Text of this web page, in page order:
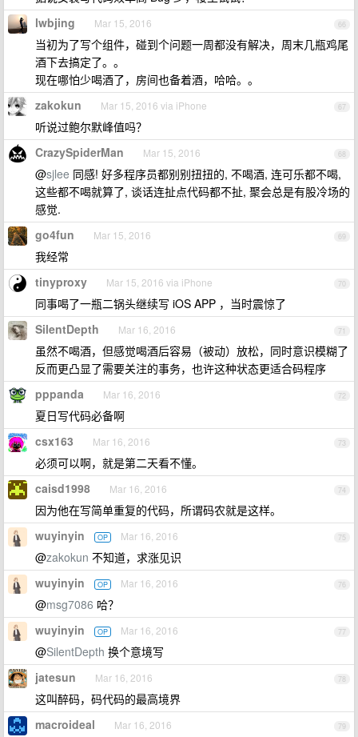
66
lwbjing Mar 15, 2016
当初为了写个组件，碰到个问题一周都没有解决，周末几瓶鸡尾
酒下去搞定了。。
现在哪怕少喝酒了，房间也备着酒，哈哈。。
67
zakokun Mar 15, 2016 via iPhone
听说过鲍尔默峰值吗？
68
CrazySpiderMan Mar 15, 2016
@sjlee 同感! 好多程序员都别别扭扭的, 不喝酒, 连可乐都不喝,
这些都不喝就算了, 谈话连扯点代码都不扯, 聚会总是有股冷场的
感觉.
69
go4fun Mar 15, 2016
我经常
70
tinyproxy Mar 15, 2016 via iPhone
同事喝了一瓶二锅头继续写 iOS APP ，当时震惊了
71
SilentDepth Mar 16, 2016
虽然不喝酒，但感觉喝酒后容易（被动）放松，同时意识模糊了
反而更凸显了需要关注的事务，也许这种状态更适合码程序
72
pppanda Mar 16, 2016
夏日写代码必备啊
73
csx163 Mar 16, 2016
必须可以啊，就是第二天看不懂。
74
caisd1998 Mar 16, 2016
因为他在写简单重复的代码，所谓码农就是这样。
75
wuyinyin OP Mar 16, 2016
@zakokun 不知道，求涨见识
76
wuyinyin OP Mar 16, 2016
@msg7086 哈？
77
wuyinyin OP Mar 16, 2016
@SilentDepth 换个意境写
78
jatesun Mar 16, 2016
这叫醉码，码代码的最高境界
79
macroideal Mar 16, 2016